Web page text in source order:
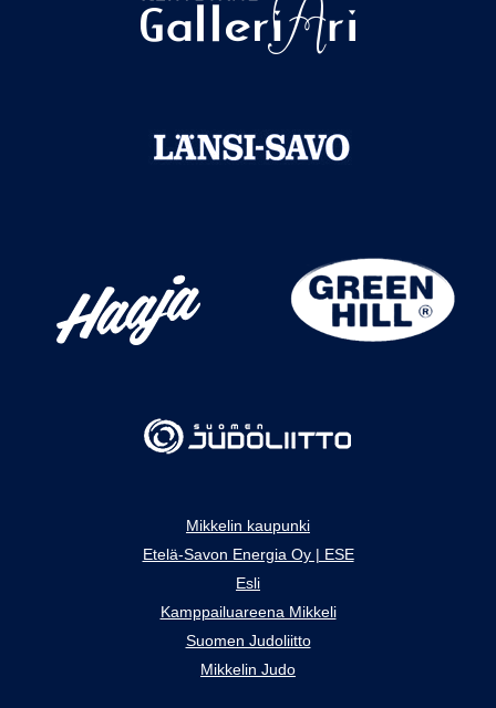
Mikkelin kaupunki
Etelä-Savon Energia Oy | ESE
Esli
Kamppailuareena Mikkeli
Suomen Judoliitto
Mikkelin Judo